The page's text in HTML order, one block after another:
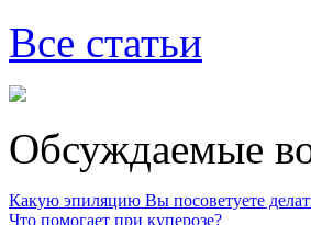
Все статьи
Обсуждаемые
Какую эпиляцию Вы посоветуете
Что помогает при куперозе?